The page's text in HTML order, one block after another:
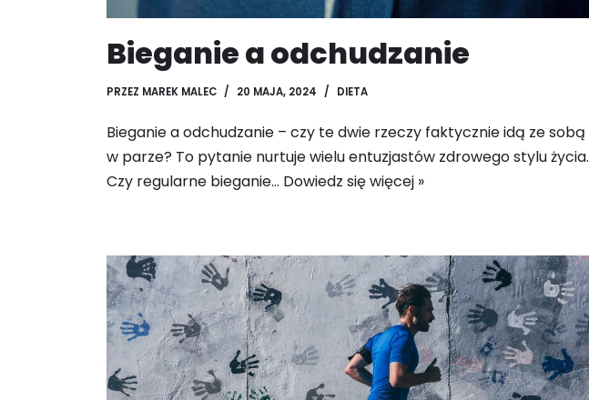
Bieganie a odchudzanie
PRZEZ MAREK MALEC 20 MAJA, 2024 DIETA
Bieganie a odchudzanie – czy te dwie rzeczy faktycznie idą ze sobą
w parze? To pytanie nurtuje wielu entuzjastów zdrowego stylu życia.
Czy regularne bieganie… Dowiedz się więcej »